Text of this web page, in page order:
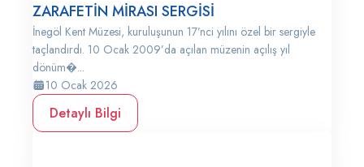
ZARAFETİN MİRASI SERGİSİ
İnegöl Kent Müzesi, kuruluşunun 17’nci yılını özel bir sergiyle
taçlandırdı. 10 Ocak 2009’da açılan müzenin açılış yıl
dönüm�...
10 Ocak 2026
Detaylı Bilgi